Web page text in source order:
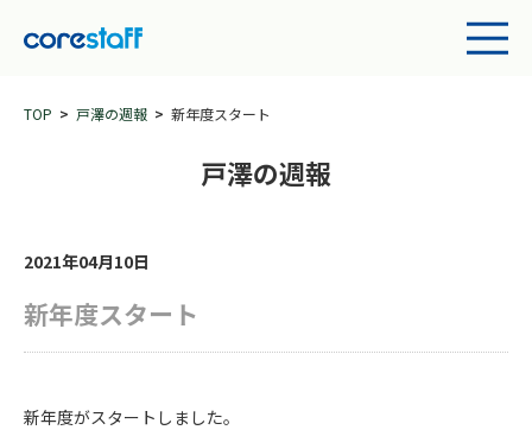
TOP 戸澤の週報 新年度スタート
戸澤の週報
2021年04月10日
新年度スタート
新年度がスタートしました。